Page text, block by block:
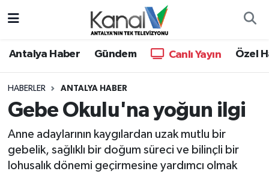
Antalya Haber Gündem Canlı Yayın Özel
HABERLER ANTALYA HABER
Gebe Okulu'na yoğun ilgi
Anne adaylarının kaygılardan uzak mutlu bir
gebelik, sağlıklı bir doğum süreci ve bilinçli bir
lohusalık dönemi geçirmesine yardımcı olmak
Antalya Haber
Dünya
Eğitim
Ekonomi
Hava Durumu
Trafik Durumu
Süper Lig Puan Durumu ve Fikstür
Tüm Manşetler